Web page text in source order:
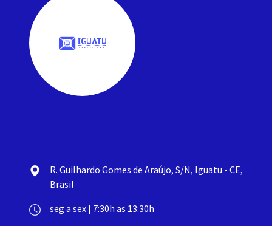
R. Guilhardo Gomes de Araújo, S/N, Iguatu - CE,
Brasil
seg a sex | 7:30h as 13:30h